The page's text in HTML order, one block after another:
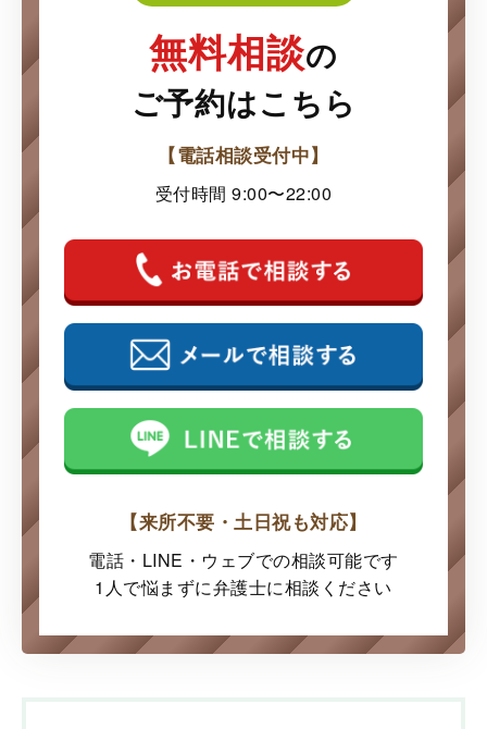
無料相談の
ご予約はこちら
【電話相談受付中】
受付時間 9:00〜22:00
【来所不要・土日祝も対応】
電話・LINE・ウェブでの相談可能です
1人で悩まずに弁護士に相談ください